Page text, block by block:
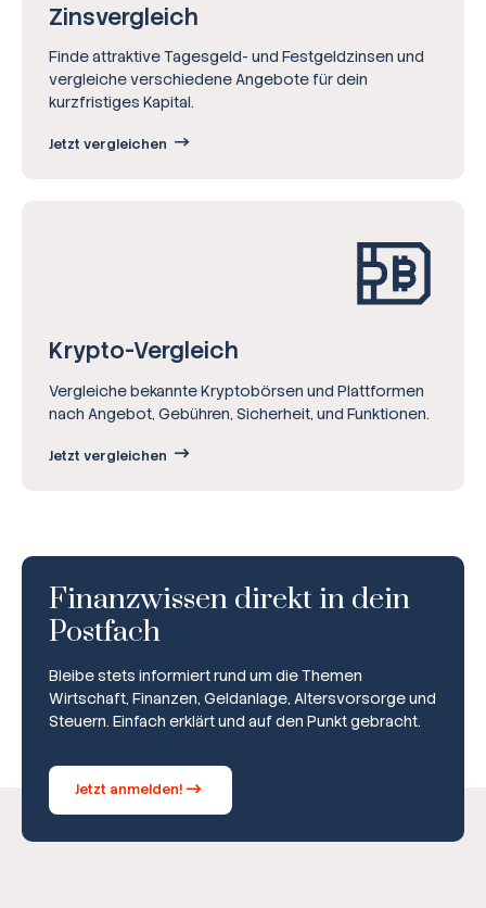
Zinsvergleich
Finde attraktive Tagesgeld- und Festgeldzinsen und
vergleiche verschiedene Angebote für dein
kurzfristiges Kapital.
Jetzt vergleichen
Krypto-Vergleich
Vergleiche bekannte Kryptobörsen und Plattformen
nach Angebot, Gebühren, Sicherheit, und Funktionen.
Jetzt vergleichen
Finanzwissen direkt in dein
Postfach
Bleibe stets informiert rund um die Themen
Wirtschaft, Finanzen, Geldanlage, Altersvorsorge und
Steuern. Einfach erklärt und auf den Punkt gebracht.
Jetzt anmelden!